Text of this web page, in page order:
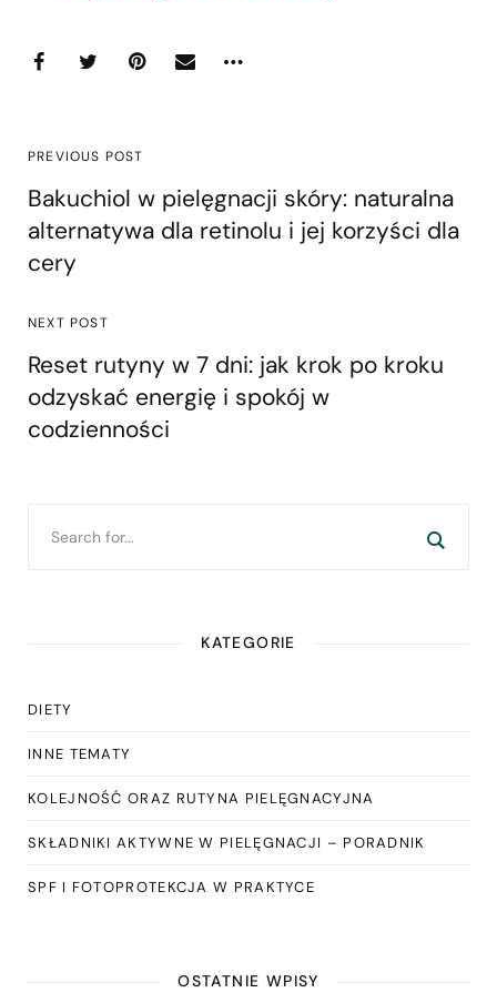
PREVIOUS POST
Bakuchiol w pielęgnacji skóry: naturalna
alternatywa dla retinolu i jej korzyści dla
cery
NEXT POST
Reset rutyny w 7 dni: jak krok po kroku
odzyskać energię i spokój w
codzienności
KATEGORIE
DIETY
INNE TEMATY
KOLEJNOŚĆ ORAZ RUTYNA PIELĘGNACYJNA
SKŁADNIKI AKTYWNE W PIELĘGNACJI – PORADNIK
SPF I FOTOPROTEKCJA W PRAKTYCE
OSTATNIE WPISY